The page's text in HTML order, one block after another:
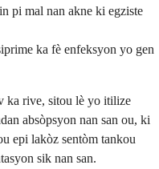
pi mal nan akne ki egziste
ka fè enfeksyon yo gen
ka rive, sitou lè yo itilize
absòpsyon nan san ou, ki
epi lakòz sentòm tankou
sik nan san.